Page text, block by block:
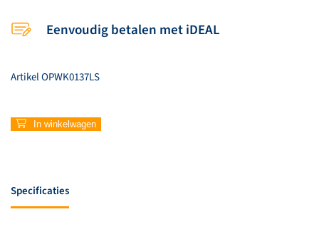
Eenvoudig betalen met iDEAL
ArtikelOPWK0137LS
137
–
vis
In winkelwagen
Specificaties